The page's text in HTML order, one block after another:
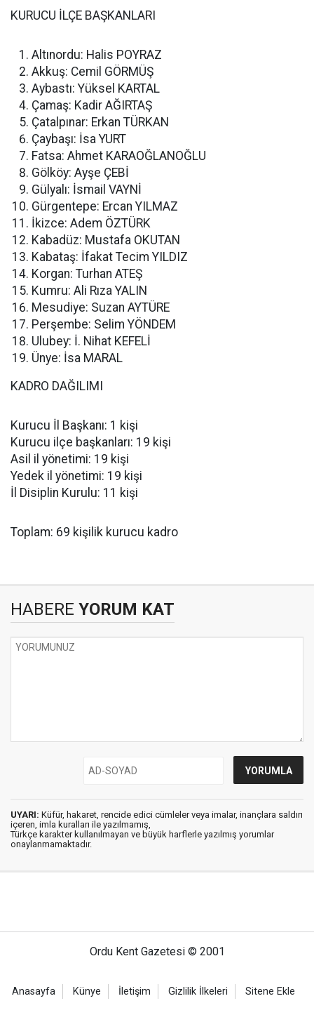
KURUCU İLÇE BAŞKANLARI
Altınordu: Halis POYRAZ
Akkuş: Cemil GÖRMÜŞ
Aybastı: Yüksel KARTAL
Çamaş: Kadir AĞIRTAŞ
Çatalpınar: Erkan TÜRKAN
Çaybaşı: İsa YURT
Fatsa: Ahmet KARAOĞLANOĞLU
Gölköy: Ayşe ÇEBİ
Gülyalı: İsmail VAYNİ
Gürgentepe: Ercan YILMAZ
İkizce: Adem ÖZTÜRK
Kabadüz: Mustafa OKUTAN
Kabataş: İfakat Tecim YILDIZ
Korgan: Turhan ATEŞ
Kumru: Ali Rıza YALIN
Mesudiye: Suzan AYTÜRE
Perşembe: Selim YÖNDEM
Ulubey: İ. Nihat KEFELİ
Ünye: İsa MARAL
KADRO DAĞILIMI
Kurucu İl Başkanı: 1 kişi
Kurucu ilçe başkanları: 19 kişi
Asil il yönetimi: 19 kişi
Yedek il yönetimi: 19 kişi
İl Disiplin Kurulu: 11 kişi
Toplam: 69 kişilik kurucu kadro
HABERE YORUM KAT
UYARI: Küfür, hakaret, rencide edici cümleler veya imalar, inançlara saldırı
içeren, imla kuralları ile yazılmamış,
Türkçe karakter kullanılmayan ve büyük harflerle yazılmış yorumlar
onaylanmamaktadır.
Ordu Kent Gazetesi © 2001
Anasayfa Künye İletişim Gizlilik İlkeleri Sitene Ekle